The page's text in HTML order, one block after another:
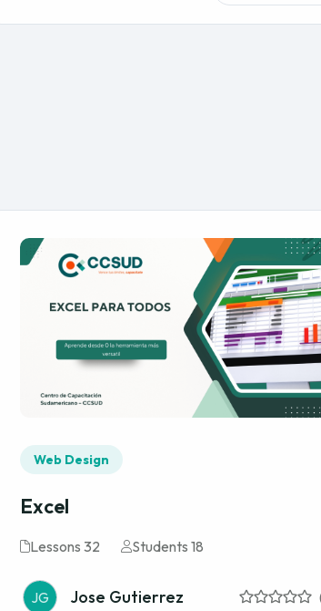
Web Design
Excel
Lessons 32 Students 18
JG Jose Gutierrez